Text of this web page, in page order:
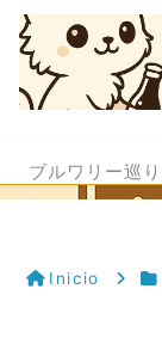
ブルワリー巡り
Inicio